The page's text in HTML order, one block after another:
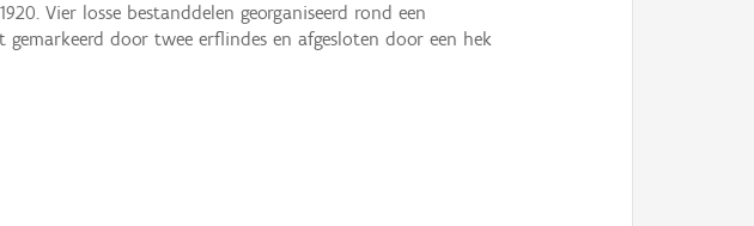
Vier losse bestanddelen georganiseerd rond een
door twee erflindes en afgesloten door een hek